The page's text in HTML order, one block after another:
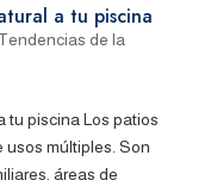
a tu piscina
de la
tu piscina Los patios
usos múltiples. Son
áreas de